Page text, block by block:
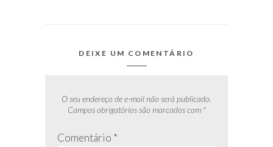
DEIXE UM COMENTÁRIO
O seu endereço de e-mail não será publicado.
Campos obrigatórios são marcados com *
Comentário *